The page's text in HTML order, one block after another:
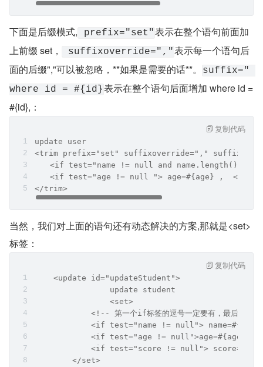
下面是后缀模式, prefix="set"表示在整个语句前面加
上前缀 set，
suffixoverride=","表示每一个语句后
面的后缀","可以被忽略，**如果是需要的话**。
suffix="
where id = #{id}表示在整个语句后面增加 where id =
#{id},：
update user
<trim prefix="set" suffixoverride="," suffix="
<if test="name != null and name.length()>0">
<if test="age != null "> age=#{age} ,  </if>
</trim>
复制代码
当然，我们对上面的语句还有动态解决的方案,那就是<set>
标签：
    <update id="updateStudent">
		update student
		<set>
<!-- 第一个if标签的逗号一定要有，最后一个标
<if test="name != null">
<if test="age != null">age=#{age},</
<if test="score != null">
        </set>
复制代码